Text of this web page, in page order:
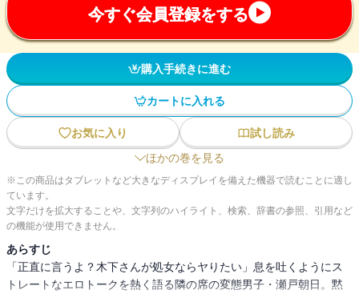
今すぐ会員登録をする
購入手続きに進む
カートに入れる
お気に入り
試し読み
ほかの巻を見る
※この商品はタブレットなど大きなディスプレイを備えた機器で読むことに適し
ています。
文字だけを拡大することや、文字列のハイライト、検索、辞書の参照、引用など
の機能が使用できません。
あらすじ
「正直に言うよ？木下さんが処女ならヤりたい」息を吐くようにス
トレートなエロトークを熱く語る隣の席の変態男子・瀬戸朝日。黙